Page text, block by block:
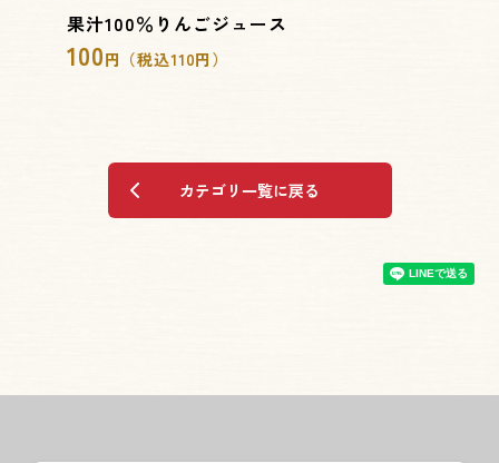
果汁100％りんごジュース
100円（税込110円）
カテゴリ一覧に戻る